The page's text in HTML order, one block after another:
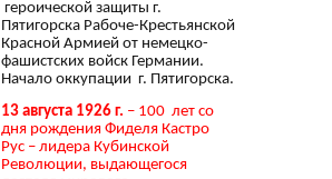
героической защиты г.
Пятигорска Рабоче-Крестьянской
Красной Армией от немецко-
фашистских войск Германии.
Начало оккупации г. Пятигорска.
13 августа 1926 г. – 100 лет со
дня рождения Фиделя Кастро
Рус – лидера Кубинской
Революции, выдающегося